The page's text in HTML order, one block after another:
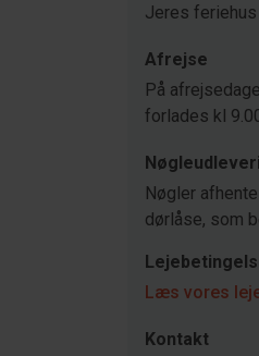
Jeres feriehus
Afrejse
På
forlades kl
Nøgler
dørlåse, som
Læs vores
Kontakt